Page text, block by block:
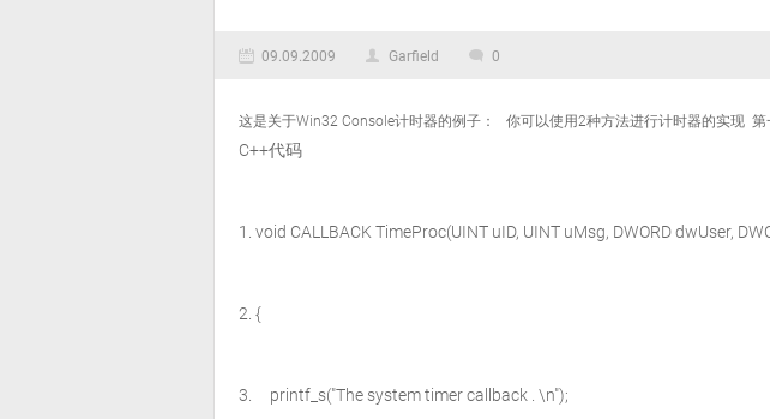
09.09.2009 Garfield 0
这是关于Win32 Console计时器的例子：   你可以使用2种方法进行计时器的实现
C++代码
void CALLBACK TimeProc(UINT uID, UINT uMsg, DWORDdwUser,
{
printf_s("The system timer callback . \n");